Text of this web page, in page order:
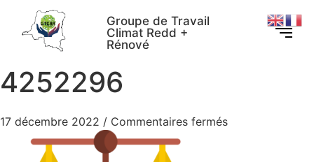
Groupe de Travail
Climat Redd +
Rénové
4252296
17 décembre 2022 / Commentaires fermés